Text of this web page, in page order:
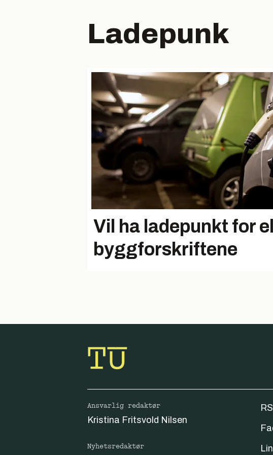
Ladepunk
Vil ha ladepunkt for
byggforskriftene
Ansvarlig redaktør
Kristina Fritsvold Nilsen
Nyhetsredaktør